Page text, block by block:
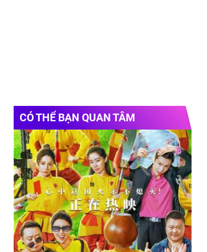
CÓ THỂ BẠN QUAN TÂM